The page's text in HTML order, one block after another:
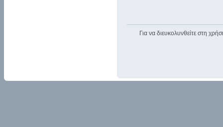
Για να διευκολυνθείτε στη